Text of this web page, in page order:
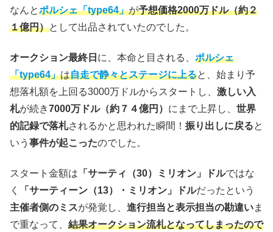
なんとポルシェ「type64」が予想価格2000万ドル（約２
１億円）として出品されていたのでした。
オークション最終日 に、本命と目される、 ポルシェ
「type64」は自走で静々とステージに上ると、始まり予
想落札額を上回る3000万ドルからスタートし、 激しい入
札が続き7000万ドル（約７４億円） にまで上昇し、 世界
的記録で落札されるかと思われた瞬間！ 振り出しに戻ると
いう 事件が起こったのでした。
スタート金額は 「サーティ（30）ミリオン」ドルではな
く
「サーティーン（13）・ミリオン」ドルだったという
主催者側のミスが発覚し、 進行担当と表示担当の勘違いま
で重なって、 結果オークション流札となってしまったので